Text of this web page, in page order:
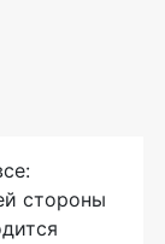
стороны